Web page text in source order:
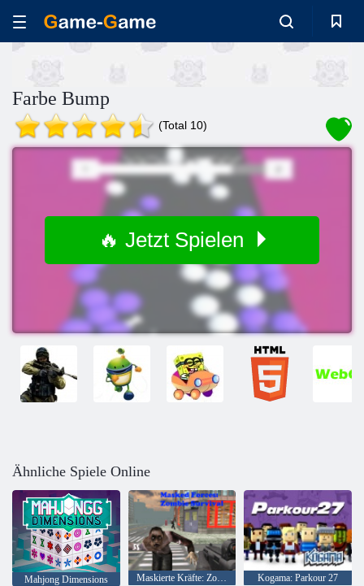
Farbe Bump
(Total 10)
🔥 Jetzt Spielen
Ähnliche Spiele Online
Mahjong Dimensions Maskierte Kräfte: Zombie-Überleben Kogama: Parkour 27